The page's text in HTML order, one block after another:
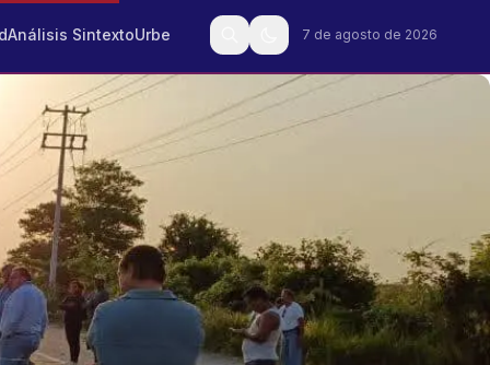
Análisis SintextoUrbe 7 de agosto de 2026